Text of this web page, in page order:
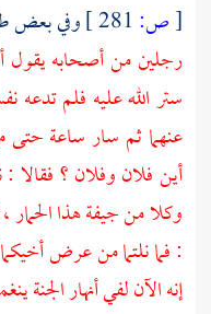
[ص: وفي بعض
رجلين من أصحابه يقول
ستر الله عليه فلم
عنهما ثم سار ساعة حتى
أين فلان وفلان ؟ فقالا
وكلا من جيفة هذا الحمار
: فما نلتما من عرض
إنه الآن لفي أنهار الجنة